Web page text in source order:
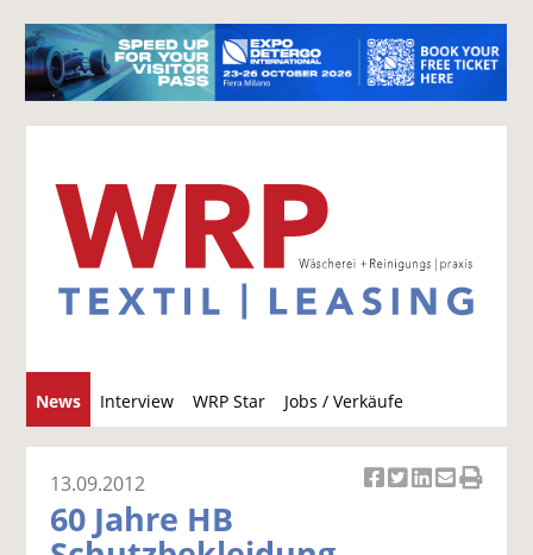
News Interview WRP Star Jobs / Verkäufe
u
c
13.09.2012
60 Jahre HB